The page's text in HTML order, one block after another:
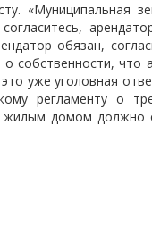
«Муниципальная
обязан,
собственности, что
уже уголовная
регламенту о
жилым домом должно